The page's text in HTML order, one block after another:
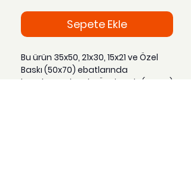
Sepete Ekle
Bu ürün 35x50, 21x30, 15x21 ve Özel
Baskı (50x70) ebatlarında
hazırlanmaktadır. Özel Baskı (50x70)